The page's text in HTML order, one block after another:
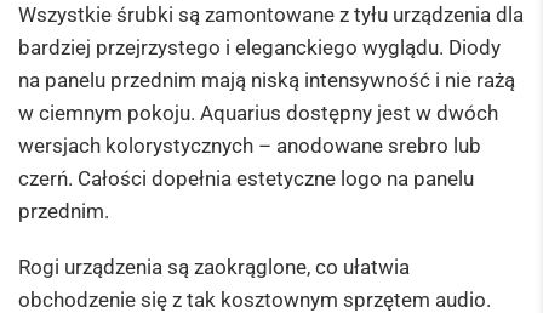
Wszystkie śrubki są zamontowane z tyłu urządzenia dla
bardziej przejrzystego i eleganckiego wyglądu. Diody
na panelu przednim mają niską intensywność i nie rażą
w ciemnym pokoju. Aquarius dostępny jest w dwóch
wersjach kolorystycznych – anodowane srebro lub
czerń. Całości dopełnia estetyczne logo na panelu
przednim.
Rogi urządzenia są zaokrąglone, co ułatwia
obchodzenie się z tak kosztownym sprzętem audio.